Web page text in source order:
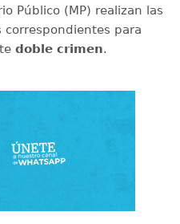
Público (MP) realizan las
para
doble crimen.